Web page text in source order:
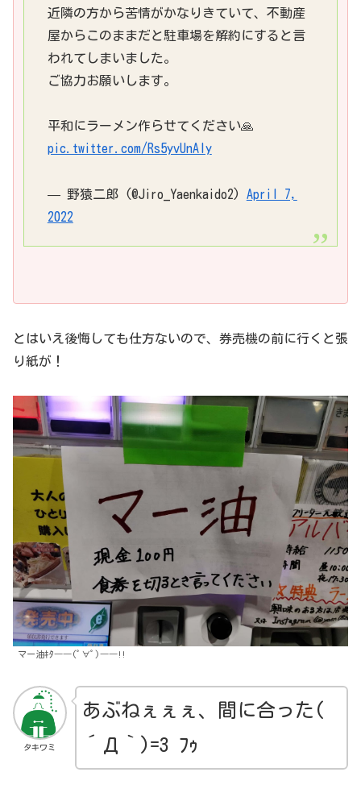
近隣の方から苦情がかなりきていて、不動産
屋からこのままだと駐車場を解約にすると言
われてしまいました。
ご協力お願いします。
平和にラーメン作らせてください🙏
pic.twitter.com/Rs5yvUnAly
— 野猿二郎 (@Jiro_Yaenkaido2) April 7,
2022
とはいえ後悔しても仕方ないので、券売機の前に行くと張
り紙が！
マー油ｷﾀ――(ﾟ∀ﾟ)――!!
タキワミ
あぶねぇぇぇ、間に合った(
´Д｀)=3 ﾌｩ